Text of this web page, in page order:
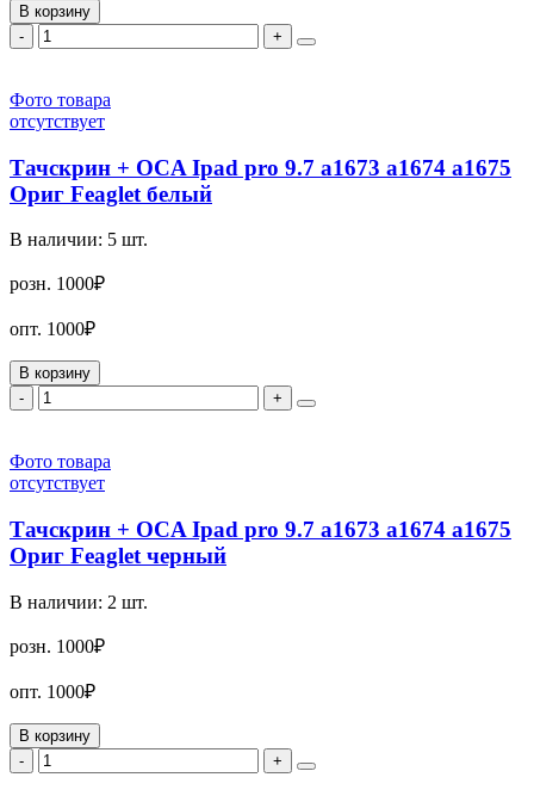
В корзину
-
+
Фото товара
отсутствует
Тачскрин + OCA Ipad pro 9.7 a1673 a1674 a1675
Ориг Feaglet белый
В наличии: 5 шт.
розн. 1000₽
опт. 1000₽
В корзину
-
+
Фото товара
отсутствует
Тачскрин + OCA Ipad pro 9.7 a1673 a1674 a1675
Ориг Feaglet черный
В наличии: 2 шт.
розн. 1000₽
опт. 1000₽
В корзину
-
+